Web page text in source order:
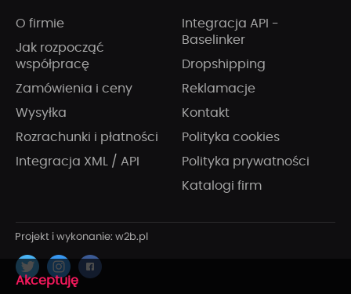
O firmie
Jak rozpocząć
współpracę
Zamówienia i ceny
Wysyłka
Rozrachunki i płatności
Integracja XML / API
Integracja API -
Baselinker
Dropshipping
Reklamacje
Kontakt
Polityka cookies
Polityka prywatności
Katalogi firm
x